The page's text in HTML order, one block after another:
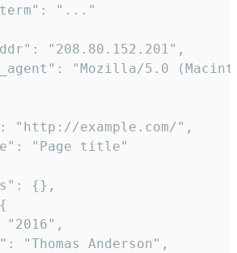
"..."
"208.80.152.201",
"Mozilla/5.0
"http://example.com/",
"Page title"
{},
"2016",
"Thomas Anderson",